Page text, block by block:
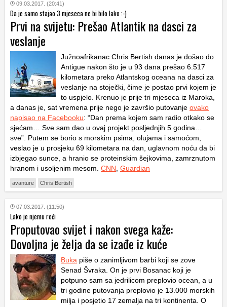
09.03.2017. (20:41)
Da je samo stajao 3 mjeseca ne bi bilo lako :-)
Prvi na svijetu: Prešao Atlantik na dasci za
veslanje
Južnoafrikanac Chris Bertish danas je došao do
Antigue nakon što je u 93 dana prešao 6.517
kilometara preko Atlantskog oceana na dasci za
veslanje na stoječki, čime je postao prvi kojem je
to uspjelo. Krenuo je prije tri mjeseca iz Maroka,
a danas je, sat vremena prije nego je završio putovanje ovako
napisao na Facebooku: “Dan prema kojem sam radio otkako se
sjećam… Sve sam dao u ovaj projekt posljednjih 5 godina…
sve”. Putem se borio s morskim psima, olujama i samoćom,
veslao je u prosjeku 69 kilometara na dan, uglavnom noću da bi
izbjegao sunce, a hranio se proteinskim šejkovima, zamrznutom
hranom i usoljenim mesom. CNN, Guardian
avanture Chris Bertish
07.03.2017. (11:50)
Lako je njemu reći
Proputovao svijet i nakon svega kaže:
Dovoljna je želja da se izađe iz kuće
Buka piše o zanimljivom barbi koji se zove
Senad Švraka. On je prvi Bosanac koji je
potpuno sam sa jedrilicom preplovio ocean, a u
tri godine putovanja preplovio je 13.000 morskih
milja i posjetio 17 zemalja na tri kontinenta. O